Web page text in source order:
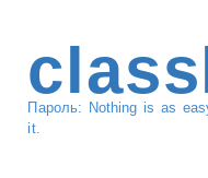
Пароль: Nothing is as
it.